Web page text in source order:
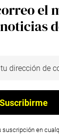
el
suscripción en